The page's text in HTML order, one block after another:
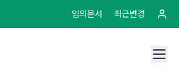
임의문서 최근변경